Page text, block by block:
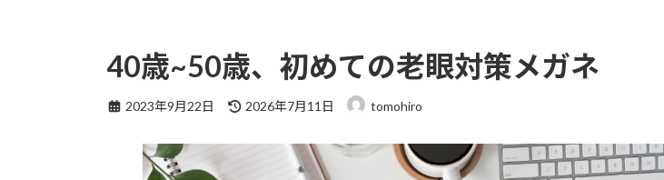
40歳~50歳、初めての老眼対策メガネ
2023年9月22日
最
2026年7月11日 tomohiro